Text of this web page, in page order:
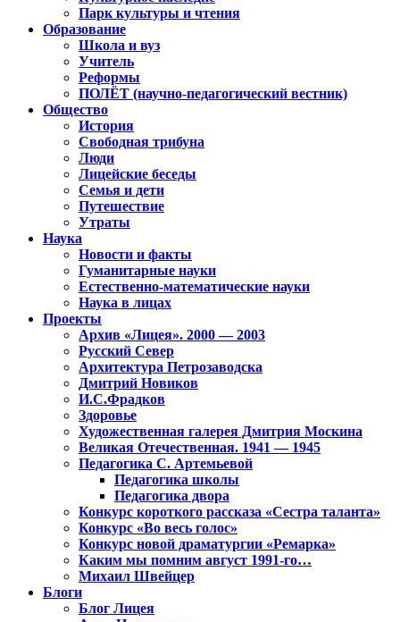
Парк культуры и чтения
Образование
Школа и вуз
Учитель
Реформы
ПОЛЁТ (научно-педагогический вестник)
Общество
История
Свободная трибуна
Люди
Лицейские беседы
Семья и дети
Путешествие
Утраты
Наука
Новости и факты
Гуманитарные науки
Естественно-математические науки
Наука в лицах
Проекты
Архив «Лицея». 2000 — 2003
Русский Север
Архитектура Петрозаводска
Дмитрий Новиков
И.С.Фрадков
Здоровье
Художественная галерея Дмитрия Москина
Великая Отечественная. 1941 — 1945
Педагогика С. Артемьевой
Педагогика школы
Педагогика двора
Конкурс короткого рассказа «Сестра таланта»
Конкурс «Во весь голос»
Конкурс новой драматургии «Ремарка»
Каким мы помним август 1991-го…
Михаил Швейцер
Блоги
Блог Лицея